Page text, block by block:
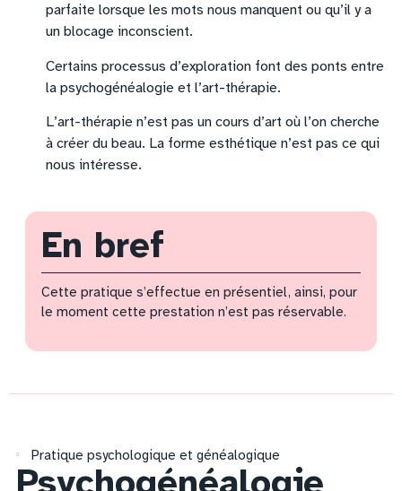
parfaite lorsque les mots nous manquent ou qu’il y a
un blocage inconscient.
Certains processus d’exploration font des ponts entre
la psychogénéalogie et l’art-thérapie.
L’art-thérapie n’est pas un cours d’art où l’on cherche
à créer du beau. La forme esthétique n’est pas ce qui
nous intéresse.
En bref
Cette pratique s’effectue en présentiel, ainsi, pour
le moment cette prestation n’est pas réservable.
Pratique psychologique et généalogique